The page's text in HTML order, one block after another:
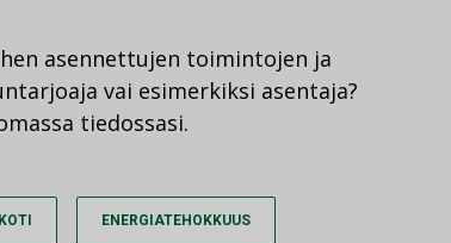
asennettujen toimintojen ja
vai esimerkiksi asentaja?
tiedossasi.
ENERGIATEHOKKUUS